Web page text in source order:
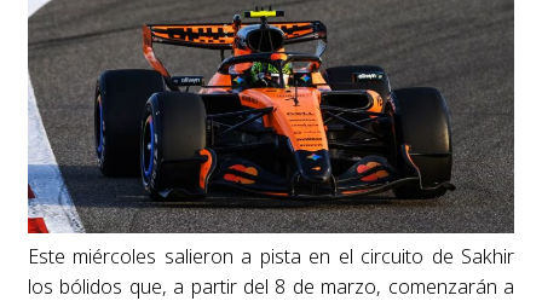
Este miércoles salieron a pista en el circuito de Sakhir
los bólidos que, a partir del 8 de marzo, comenzarán a